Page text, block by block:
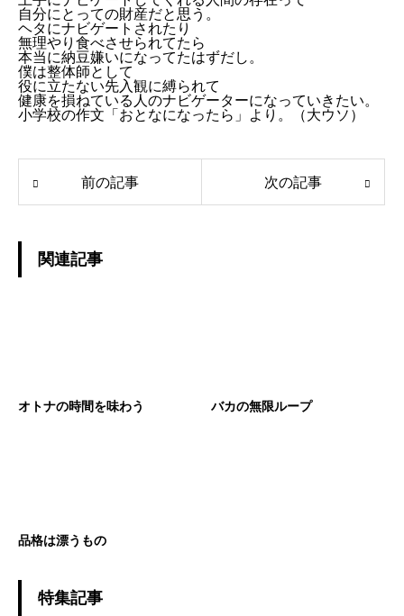
自分にとっての財産だと思う。
ヘタにナビゲートされたり
無理やり食べさせられてたら
本当に納豆嫌いになってたはずだし。
僕は整体師として
役に立たない先入観に縛られて
健康を損ねている人のナビゲーターになっていきたい。
小学校の作文「おとなになったら」より。（大ウソ）
前の記事 次の記事
関連記事
オトナの時間を味わう バカの無限ループ
品格は漂うもの
特集記事